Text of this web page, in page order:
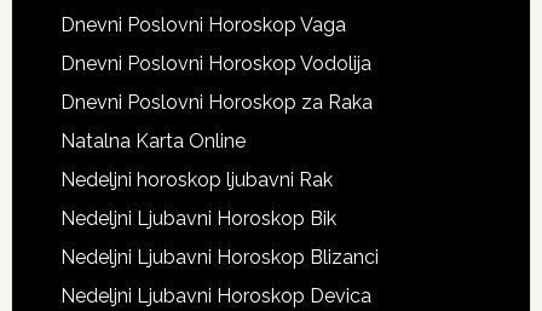
Dnevni Poslovni Horoskop Vaga
Dnevni Poslovni Horoskop Vodolija
Dnevni Poslovni Horoskop za Raka
Natalna Karta Online
Nedeljni horoskop ljubavni Rak
Nedeljni Ljubavni Horoskop Bik
Nedeljni Ljubavni Horoskop Blizanci
Nedeljni Ljubavni Horoskop Devica